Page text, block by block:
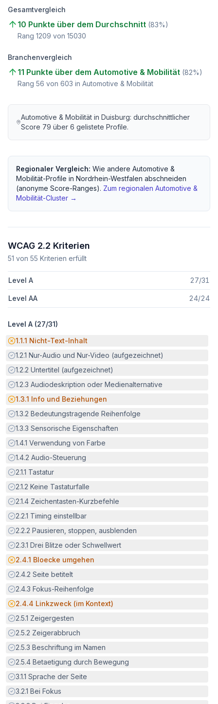
Gesamtvergleich
10 Punkte über dem Durchschnitt (83%)
Rang 1209 von 15030
Branchenvergleich
11 Punkte über dem Automotive & Mobilität (82%)
Rang 56 von 603 in Automotive & Mobilität
Automotive & Mobilität inDuisburg: durchschnittlicher
Score 79 über6 gelistete Profile.
Regionaler Vergleich: Wie andere Automotive &
Mobilität-Profile in Nordrhein-Westfalen abschneiden
(anonyme Score-Ranges). Zum regionalen Automotive &
Mobilität-Cluster →
WCAG 2.2 Kriterien
51 von 55 Kriterien erfüllt
Level A 27/31
Level AA 24/24
Level A (27/31)
Potenzielle Barriere:
1.1.1 Nicht-Text-Inhalt
Erfüllt:
1.2.1 Nur-Audio und Nur-Video (aufgezeichnet)
Erfüllt:
1.2.2 Untertitel (aufgezeichnet)
Erfüllt:
1.2.3 Audiodeskription oder Medienalternative
Potenzielle Barriere:
1.3.1 Info und Beziehungen
Erfüllt:
1.3.2 Bedeutungstragende Reihenfolge
Erfüllt:
1.3.3 Sensorische Eigenschaften
Erfüllt:
1.4.1 Verwendung von Farbe
Erfüllt:
1.4.2 Audio-Steuerung
Erfüllt:
2.1.1 Tastatur
Erfüllt:
2.1.2 Keine Tastaturfalle
Erfüllt:
2.1.4 Zeichentasten-Kurzbefehle
Erfüllt:
2.2.1 Timing einstellbar
Erfüllt:
2.2.2 Pausieren, stoppen, ausblenden
Erfüllt:
2.3.1 Drei Blitze oder Schwellwert
Potenzielle Barriere:
2.4.1 Bloecke umgehen
Erfüllt:
2.4.2 Seite betitelt
Erfüllt:
2.4.3 Fokus-Reihenfolge
Potenzielle Barriere:
2.4.4 Linkzweck (im Kontext)
Erfüllt:
2.5.1 Zeigergesten
Erfüllt:
2.5.2 Zeigerabbruch
Erfüllt:
2.5.3 Beschriftung im Namen
Erfüllt:
2.5.4 Betaetigung durch Bewegung
Erfüllt:
3.1.1 Sprache der Seite
Erfüllt:
3.2.1 Bei Fokus